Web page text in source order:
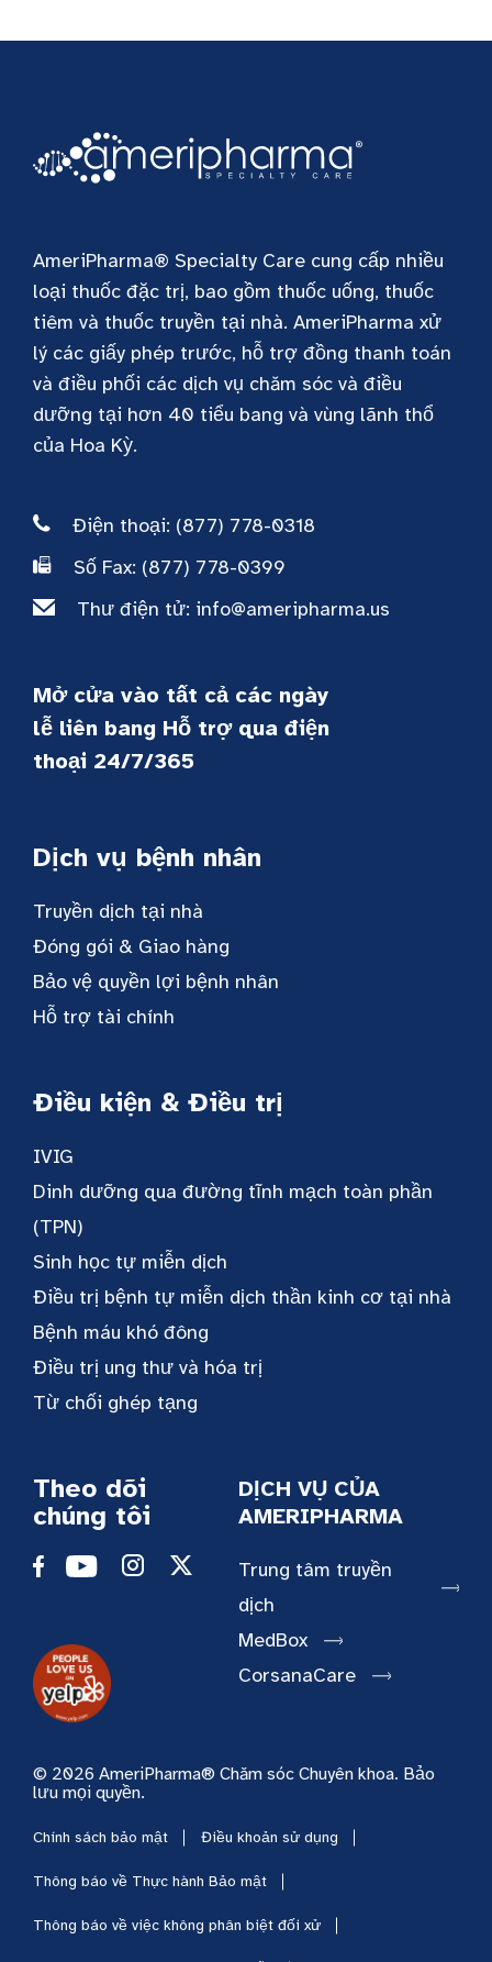
AmeriPharma® Specialty Care cung cấp nhiều
loại thuốc đặc trị, bao gồm thuốc uống, thuốc
tiêm và thuốc truyền tại nhà. AmeriPharma xử
lý các giấy phép trước, hỗ trợ đồng thanh toán
và điều phối các dịch vụ chăm sóc và điều
dưỡng tại hơn 40 tiểu bang và vùng lãnh thổ
của Hoa Kỳ.
Điện thoại: (877) 778-0318
Số Fax: (877) 778-0399
Thư điện tử: info@ameripharma.us
Mở cửa vào tất cả các ngày
lễ liên bang Hỗ trợ qua điện
thoại 24/7/365
Dịch vụ bệnh nhân
Truyền dịch tại nhà
Đóng gói & Giao hàng
Bảo vệ quyền lợi bệnh nhân
Hỗ trợ tài chính
Điều kiện & Điều trị
IVIG
Dinh dưỡng qua đường tĩnh mạch toàn phần
(TPN)
Sinh học tự miễn dịch
Điều trị bệnh tự miễn dịch thần kinh cơ tại nhà
Bệnh máu khó đông
Điều trị ung thư và hóa trị
Từ chối ghép tạng
Theo dõi
chúng tôi
DỊCH VỤ CỦA
AMERIPHARMA
Trung tâm truyền
dịch
MedBox
CorsanaCare
© 2026 AmeriPharma® Chăm sóc Chuyên khoa. Bảo
lưu mọi quyền.
Chính sách bảo mật Điều khoản sử dụng
Thông báo về Thực hành Bảo mật
Thông báo về việc không phân biệt đối xử